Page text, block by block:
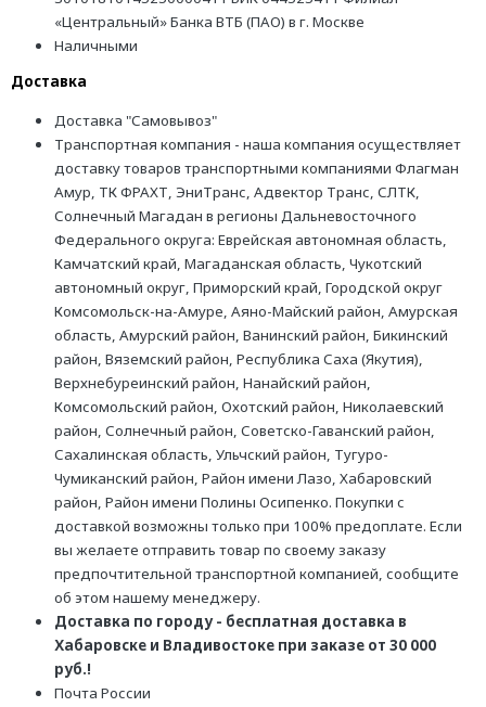
«Центральный» Банка ВТБ (ПАО) в г. Москве
Наличными
Доставка
Доставка "Самовывоз"
Транспортная компания - наша компания осуществляет
доставку товаров транспортными компаниями Флагман
Амур, ТК ФРАХТ, ЭниТранс, Адвектор Транс, СЛТК,
Солнечный Магадан в регионы Дальневосточного
Федерального округа: Еврейская автономная область,
Камчатский край, Магаданская область, Чукотский
автономный округ, Приморский край, Городской округ
Комсомольск-на-Амуре, Аяно-Майский район, Амурская
область, Амурский район, Ванинский район, Бикинский
район, Вяземский район, Республика Саха (Якутия),
Верхнебуреинский район, Нанайский район,
Комсомольский район, Охотский район, Николаевский
район, Солнечный район, Советско-Гаванский район,
Сахалинская область, Ульчский район, Тугуро-
Чумиканский район, Район имени Лазо, Хабаровский
район, Район имени Полины Осипенко. Покупки с
доставкой возможны только при 100% предоплате. Если
вы желаете отправить товар по своему заказу
предпочтительной транспортной компанией, сообщите
об этом нашему менеджеру.
Доставка по городу - бесплатная доставка в
Хабаровске и Владивостоке при заказе от 30 000
руб.!
Почта России